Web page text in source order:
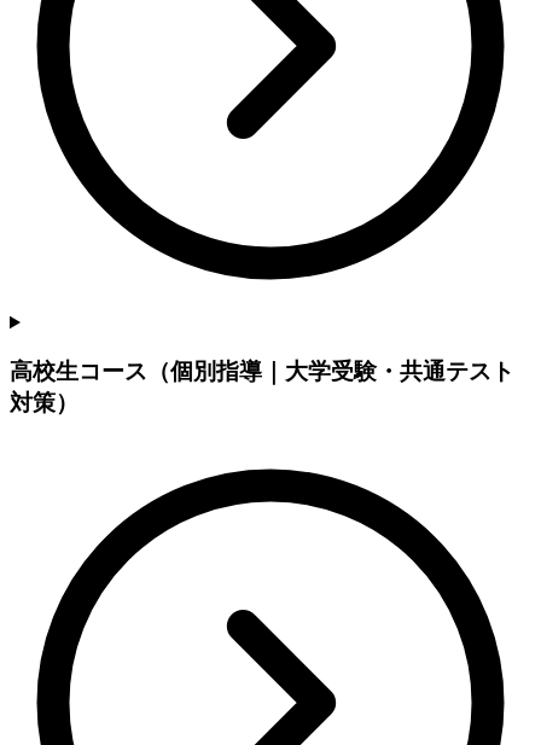
高校生コース（個別指導｜大学受験・共通テスト
対策）